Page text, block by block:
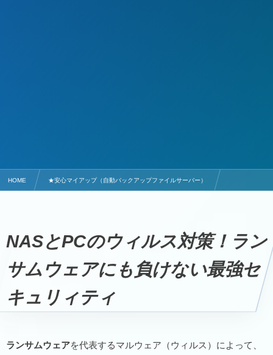
HOME ★安心マイアップ（自動バックアップファイルサーバー）
NASとPCのウィルス対策！ラン
サムウェアにも負けない最強セ
キュリィティ
ランサムウェアを代表するマルウェア（ウィルス）によって、